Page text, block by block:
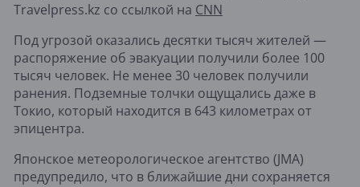
Travelpress.kz со ссылкой на CNN
Под угрозой оказались десятки тысяч жителей —
распоряжение об эвакуации получили более 100
тысяч человек. Не менее 30 человек получили
ранения. Подземные толчки ощущались даже в
Токио, который находится в 643 километрах от
эпицентра.
Японское метеорологическое агентство (JMA)
предупредило, что в ближайшие дни сохраняется